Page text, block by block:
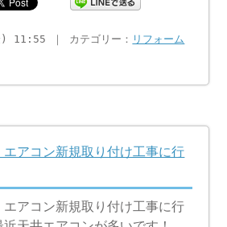
11:55 ｜ カテゴリー： リフォーム
アコン新規取り付け工事に行
アコン新規取り付け工事に行